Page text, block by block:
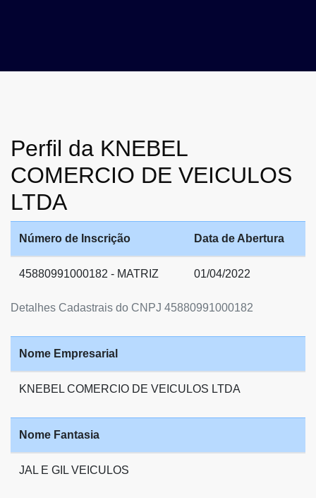
Perfil da KNEBEL
COMERCIO DE VEICULOS
LTDA
Detalhes Cadastrais do CNPJ 45880991000182
Número de Inscrição Data de Abertura
45880991000182 - MATRIZ 01/04/2022
Nome Empresarial
KNEBEL COMERCIO DE VEICULOS LTDA
Nome Fantasia
JAL E GIL VEICULOS